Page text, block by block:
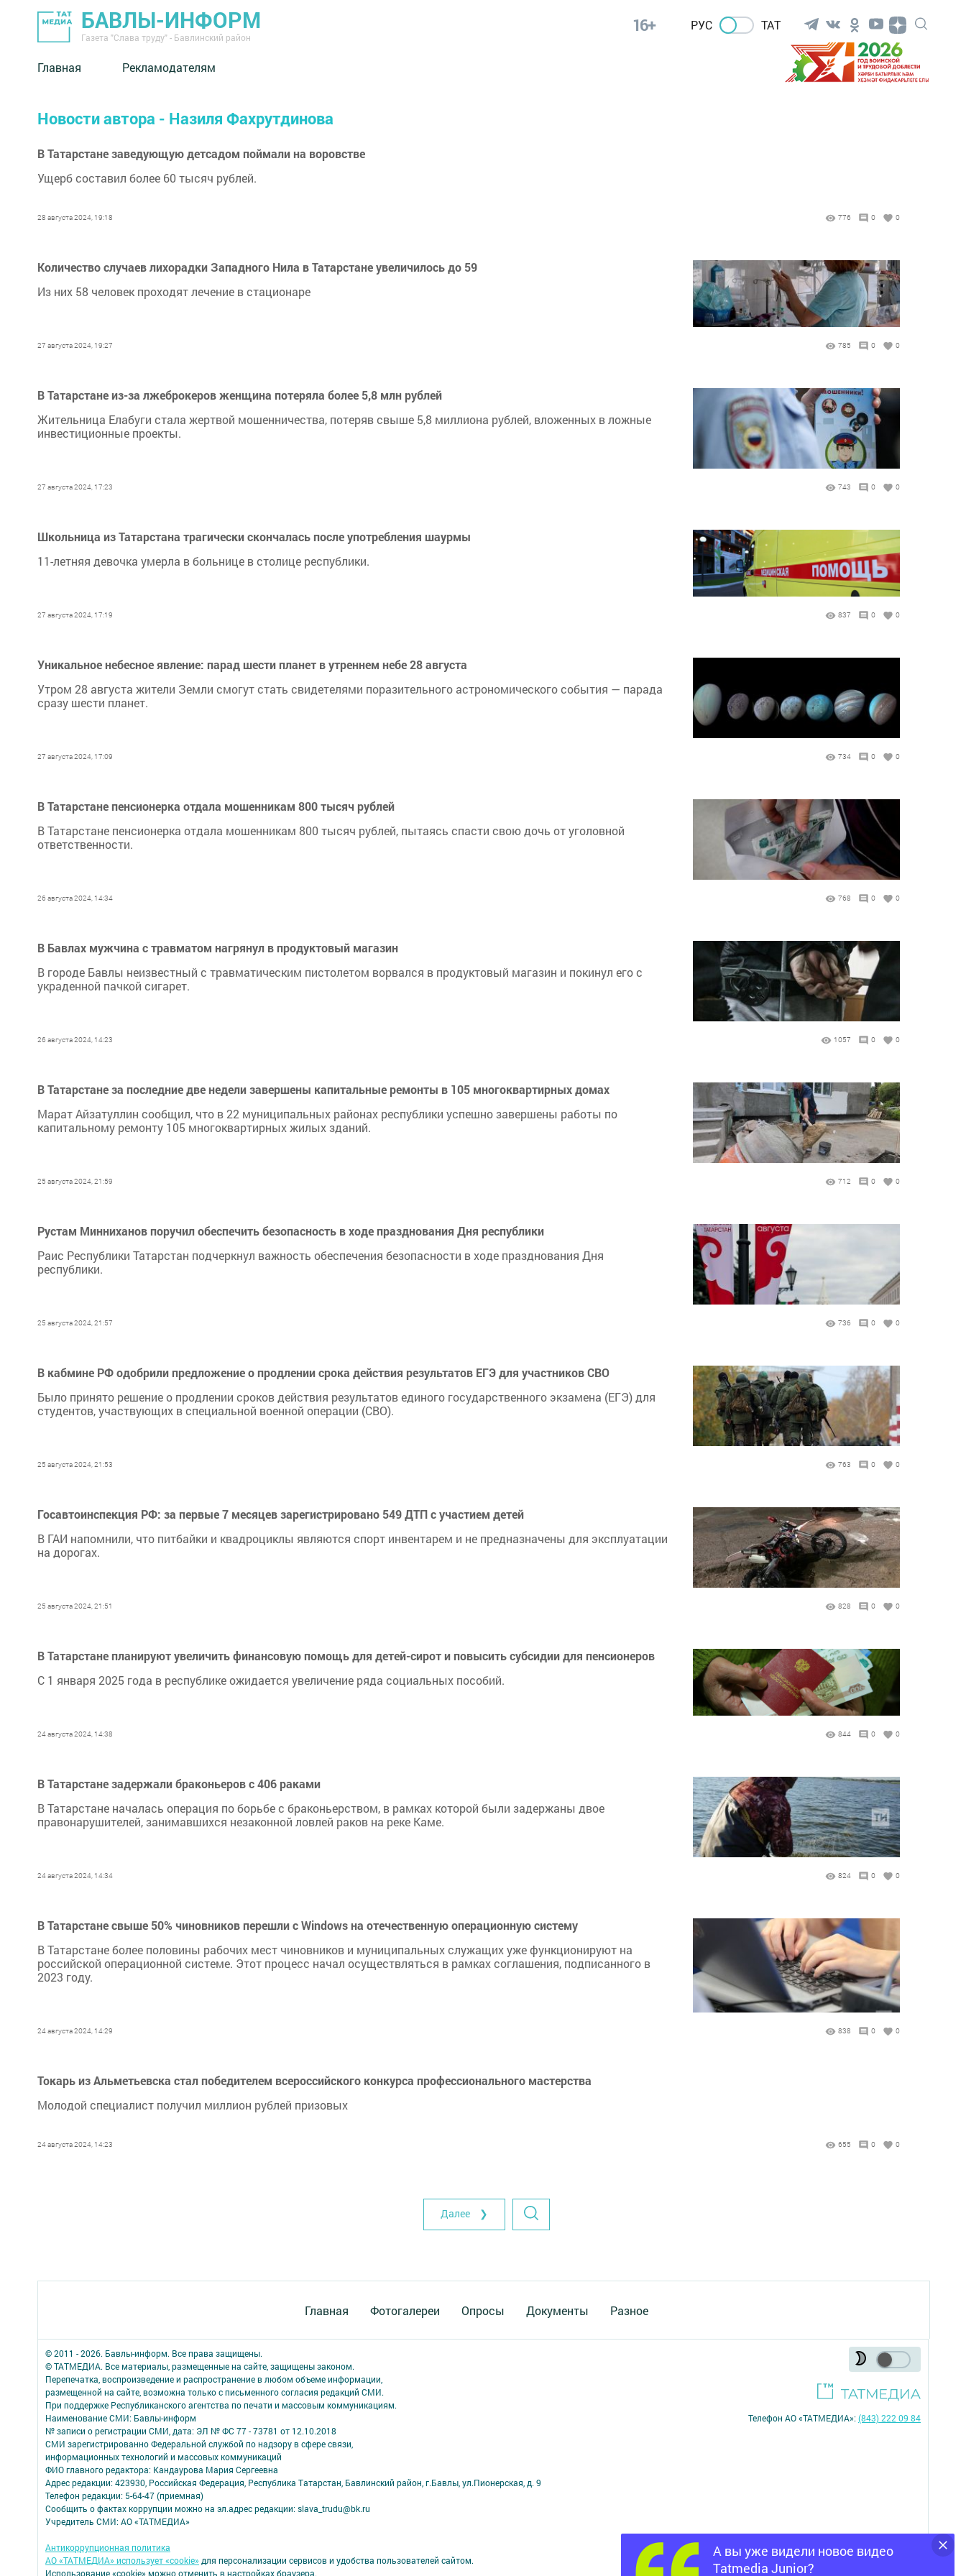
БАВЛЫ-ИНФОРМ
Газета "Слава труду" - Бавлинский район
16+ РУС ТАТ
Главная Рекламодателям
Новости автора - Назиля Фахрутдинова
В Татарстане заведующую детсадом поймали на воровстве
Ущерб составил более 60 тысяч рублей.
28 августа 2024, 19:18 776 0 0
Количество случаев лихорадки Западного Нила в Татарстане увеличилось до 59
Из них 58 человек проходят лечение в стационаре
27 августа 2024, 19:27 785 0 0
В Татарстане из-за лжеброкеров женщина потеряла более 5,8 млн рублей
Жительница Елабуги стала жертвой мошенничества, потеряв свыше 5,8 миллиона рублей, вложенных в ложные
инвестиционные проекты.
27 августа 2024, 17:23 743 0 0
Школьница из Татарстана трагически скончалась после употребления шаурмы
11-летняя девочка умерла в больнице в столице республики.
27 августа 2024, 17:19 837 0 0
Уникальное небесное явление: парад шести планет в утреннем небе 28 августа
Утром 28 августа жители Земли смогут стать свидетелями поразительного астрономического события — парада
сразу шести планет.
27 августа 2024, 17:09 734 0 0
В Татарстане пенсионерка отдала мошенникам 800 тысяч рублей
В Татарстане пенсионерка отдала мошенникам 800 тысяч рублей, пытаясь спасти свою дочь от уголовной
ответственности.
26 августа 2024, 14:34 768 0 0
В Бавлах мужчина с травматом нагрянул в продуктовый магазин
В городе Бавлы неизвестный с травматическим пистолетом ворвался в продуктовый магазин и покинул его с
украденной пачкой сигарет.
26 августа 2024, 14:23 1057 0 0
В Татарстане за последние две недели завершены капитальные ремонты в 105 многоквартирных домах
Марат Айзатуллин сообщил, что в 22 муниципальных районах республики успешно завершены работы по
капитальному ремонту 105 многоквартирных жилых зданий.
25 августа 2024, 21:59 712 0 0
Рустам Минниханов поручил обеспечить безопасность в ходе празднования Дня республики
Раис Республики Татарстан подчеркнул важность обеспечения безопасности в ходе празднования Дня
республики.
25 августа 2024, 21:57 736 0 0
В кабмине РФ одобрили предложение о продлении срока действия результатов ЕГЭ для участников СВО
Было принято решение о продлении сроков действия результатов единого государственного экзамена (ЕГЭ) для
студентов, участвующих в специальной военной операции (СВО).
25 августа 2024, 21:53 763 0 0
Госавтоинспекция РФ: за первые 7 месяцев зарегистрировано 549 ДТП с участием детей
В ГАИ напомнили, что питбайки и квадроциклы являются спорт инвентарем и не предназначены для эксплуатации
на дорогах.
25 августа 2024, 21:51 828 0 0
В Татарстане планируют увеличить финансовую помощь для детей-сирот и повысить субсидии для пенсионеров
С 1 января 2025 года в республике ожидается увеличение ряда социальных пособий.
24 августа 2024, 14:38 844 0 0
В Татарстане задержали браконьеров с 406 раками
В Татарстане началась операция по борьбе с браконьерством, в рамках которой были задержаны двое
правонарушителей, занимавшихся незаконной ловлей раков на реке Каме.
24 августа 2024, 14:34 824 0 0
В Татарстане свыше 50% чиновников перешли с Windows на отечественную операционную систему
В Татарстане более половины рабочих мест чиновников и муниципальных служащих уже функционируют на
российской операционной системе. Этот процесс начал осуществляться в рамках соглашения, подписанного в
2023 году.
24 августа 2024, 14:29 838 0 0
Токарь из Альметьевска стал победителем всероссийского конкурса профессионального мастерства
Молодой специалист получил миллион рублей призовых
24 августа 2024, 14:23 655 0 0
Далее ❯
Главная Фотогалереи Опросы Документы Разное
А вы уже видели новое видео
Tatmedia Junior?
© 2011 - 2026. Бавлы-информ. Все права защищены.
© ТАТМЕДИА. Все материалы, размещенные на сайте, защищены законом.
Перепечатка, воспроизведение и распространение в любом объеме информации,
размещенной на сайте, возможна только с письменного согласия редакций СМИ.
При поддержке Республиканского агентства по печати и массовым коммуникациям.
Наименование СМИ: Бавлы-информ
№ записи о регистрации СМИ, дата: ЭЛ № ФС 77 - 73781 от 12.10.2018
СМИ зарегистрированно Федеральной службой по надзору в сфере связи,
информационных технологий и массовых коммуникаций
ФИО главного редактора: Кандаурова Мария Сергеевна
Адрес редакции: 423930, Российская Федерация, Республика Татарстан, Бавлинский район, г.Бавлы, ул.Пионерская, д. 9
Телефон редакции: 5-64-47 (приемная)
Сообщить о фактах коррупции можно на эл.адрес редакции: slava_trudu@bk.ru
Учредитель СМИ: АО «ТАТМЕДИА»
Антикоррупционная политика
АО «ТАТМЕДИА» использует «cookie» для персонализации сервисов и удобства пользователей сайтом.
Использование «cookie» можно отменить в настройках браузера.
Телефон АО «ТАТМЕДИА»:(843) 222 09 84